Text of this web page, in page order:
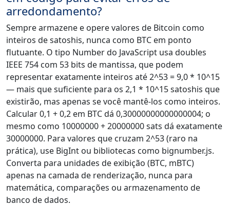
arredondamento?
Sempre armazene e opere valores de Bitcoin como
inteiros de satoshis, nunca como BTC em ponto
flutuante. O tipo Number do JavaScript usa doubles
IEEE 754 com 53 bits de mantissa, que podem
representar exatamente inteiros até 2^53 = 9,0 * 10^15
— mais que suficiente para os 2,1 * 10^15 satoshis que
existirão, mas apenas se você mantê-los como inteiros.
Calcular 0,1 + 0,2 em BTC dá 0,30000000000000004; o
mesmo como 10000000 + 20000000 sats dá exatamente
30000000. Para valores que cruzam 2^53 (raro na
prática), use BigInt ou bibliotecas como bignumber.js.
Converta para unidades de exibição (BTC, mBTC)
apenas na camada de renderização, nunca para
matemática, comparações ou armazenamento de
banco de dados.